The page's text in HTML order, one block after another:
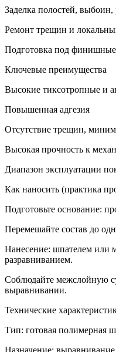
Заделка полостей, выбоин,
Ремонт трещин и
Подготовка под
Ключевые преимущества
Высокие тиксотропные и
Повышенная адгезия
Отсутствие трещин,
Высокая прочность к
Диапазон эксплуатации
Как наносить (практика
Подготовьте основание:
Перемешайте состав до
Нанесение: шпателем или
разравниванием.
Соблюдайте межслойную
выравнивании.
Технические
Тип: готовая полимерная
Назначение: